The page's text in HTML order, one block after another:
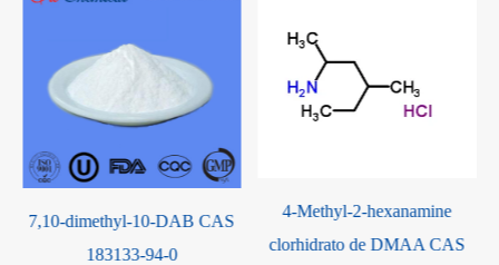
7,10-dimethyl-10-DAB CAS
183133-94-0
4-Methyl-2-hexanamine
clorhidrato de DMAA CAS